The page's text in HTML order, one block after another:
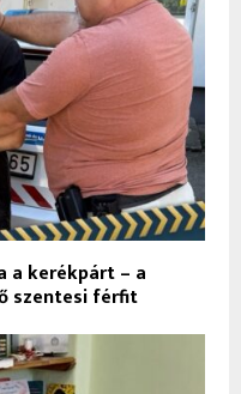
kerékpárt – a
szentesi férfit